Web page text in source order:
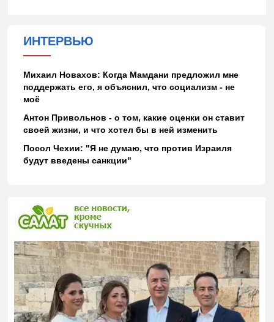
ИНТЕРВЬЮ
Михаил Новахов: Когда Мамдани предложил мне
поддержать его, я объяснил, что социализм - не
моё
Антон Привольнов - о том, какие оценки он ставит
своей жизни, и что хотел бы в ней изменить
Посол Чехии: "Я не думаю, что против Израиля
будут введены санкции"